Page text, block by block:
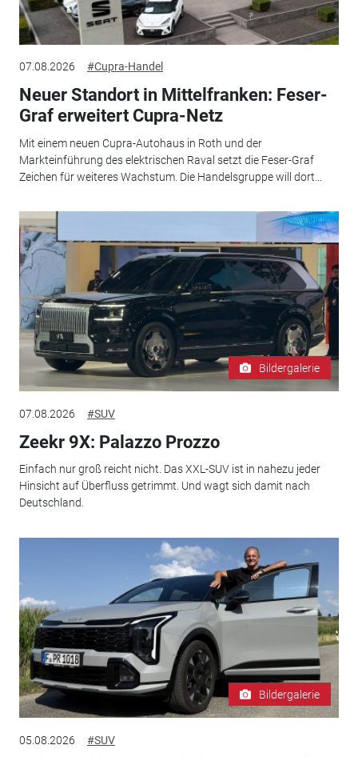
07.08.2026 #Cupra-Handel
Neuer Standort in Mittelfranken: Feser-
Graf erweitert Cupra-Netz
Mit einem neuen Cupra-Autohaus in Roth und der
Markteinführung des elektrischen Raval setzt die Feser-Graf
Zeichen für weiteres Wachstum. Die Handelsgruppe will dort...
Bildergalerie
07.08.2026 #SUV
Zeekr 9X: Palazzo Prozzo
Einfach nur groß reicht nicht. Das XXL-SUV ist in nahezu jeder
Hinsicht auf Überfluss getrimmt. Und wagt sich damit nach
Deutschland.
Bildergalerie
05.08.2026 #SUV